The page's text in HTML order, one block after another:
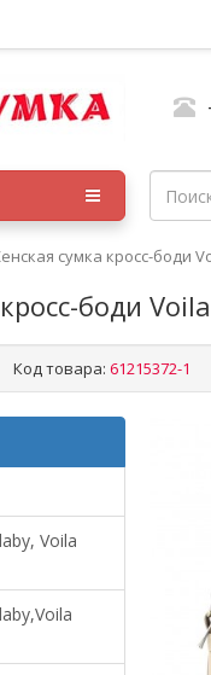
сумка кросс-боди
боди
Код товара: 61215372-1
Voila